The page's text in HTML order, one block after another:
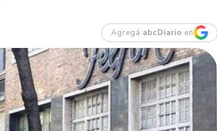
Agregá abcDiario en